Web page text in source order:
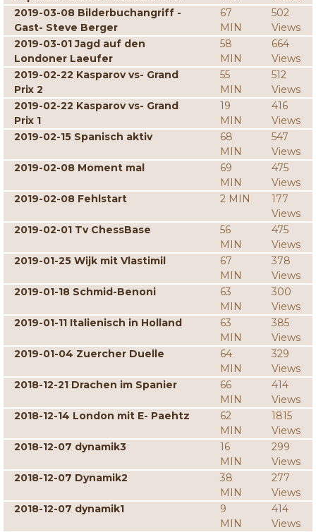
2019-03-08 Bilderbuchangriff -
Gast- Steve Berger
67
MIN
502
Views
2019-03-01 Jagd auf den
Londoner Laeufer
58
MIN
664
Views
2019-02-22 Kasparov vs- Grand
Prix 2
55
MIN
512
Views
2019-02-22 Kasparov vs- Grand
Prix 1
19
MIN
416
Views
2019-02-15 Spanisch aktiv
68
MIN
547
Views
2019-02-08 Moment mal
69
MIN
475
Views
2019-02-08 Fehlstart
2 MIN
177
Views
2019-02-01 Tv ChessBase
56
MIN
475
Views
2019-01-25 Wijk mit Vlastimil
67
MIN
378
Views
2019-01-18 Schmid-Benoni
63
MIN
300
Views
2019-01-11 Italienisch in Holland
63
MIN
385
Views
2019-01-04 Zuercher Duelle
64
MIN
329
Views
2018-12-21 Drachen im Spanier
66
MIN
414
Views
2018-12-14 London mit E- Paehtz
62
MIN
1815
Views
2018-12-07 dynamik3
16
MIN
299
Views
2018-12-07 Dynamik2
38
MIN
277
Views
2018-12-07 dynamik1
9
MIN
414
Views